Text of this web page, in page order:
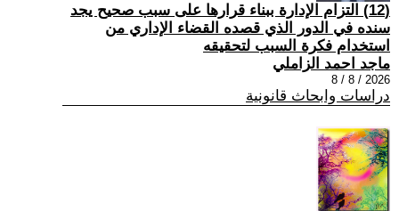
(12) التزام الإدارة ببناء قرارها على سبب صحیح یجد
سنده في الدور الذي قصده القضاء الإداري من
استخدام فكرة السبب لتحقیقه
ماجد احمد الزاملي
2026 / 8 / 8
دراسات وابحاث قانونية